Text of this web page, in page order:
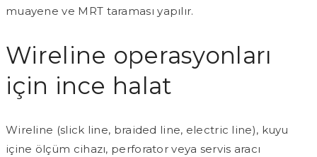
muayene ve MRT taraması yapılır.
Wireline operasyonları
için ince halat
Wireline (slick line, braided line, electric line), kuyu
içine ölçüm cihazı, perforator veya servis aracı